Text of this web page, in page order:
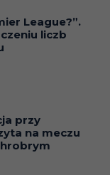
League?”.
liczb
przy
na meczu